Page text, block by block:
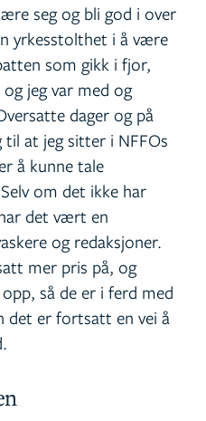
seg og bli god i over
yrkesstolthet i å være
som gikk i fjor,
jeg var med og
dager og på
til at jeg sitter i NFFOs
å kunne tale
om det ikke har
det vært en
og redaksjoner.
mer pris på, og
så de er i ferd med
det er fortsatt en vei å